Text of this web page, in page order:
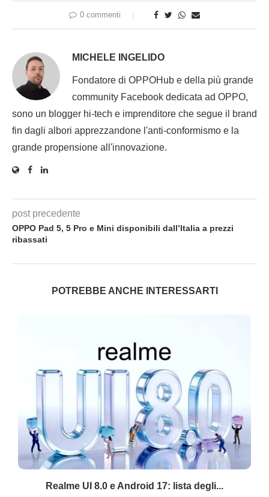
0 commenti
MICHELE INGELIDO
Fondatore di OPPOHub e della più grande
community Facebook dedicata ad OPPO,
sono un blogger hi-tech e imprenditore che segue il brand
fin dagli albori apprezzandone l'anti-conformismo e la
grande propensione all'innovazione.
post precedente
OPPO Pad 5, 5 Pro e Mini disponibili dall’Italia a prezzi
ribassati
POTREBBE ANCHE INTERESSARTI
Realme UI 8.0 e Android 17: lista degli...